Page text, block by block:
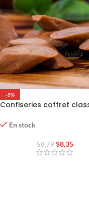
-5%
Confiseries coffret
En stock
$8,79 $8,35